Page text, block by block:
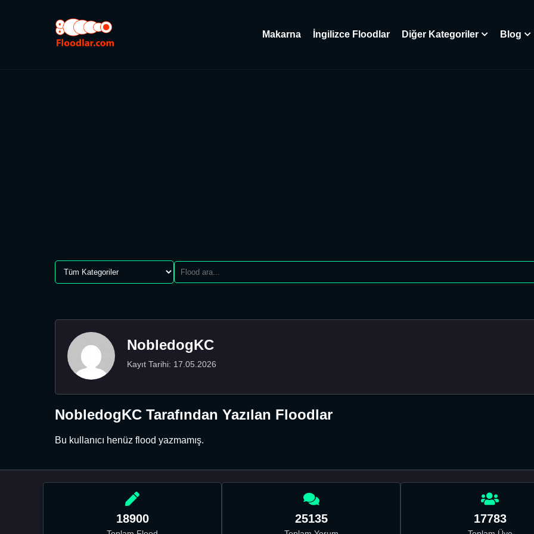
Makarna İngilizce Floodlar Diğer Kategoriler Blog
NobledogKC
Kayıt Tarihi: 17.05.2026
NobledogKC Tarafından Yazılan Floodlar
Bu kullanıcı henüz flood yazmamış.
18900 25135 17783